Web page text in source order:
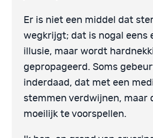
Er is niet een middel dat
wegkrijgt; dat is nogal eens
illusie, maar wordt
gepropageerd. Soms
inderdaad, dat met een
stemmen verdwijnen, maar
moeilijk te voorspellen.